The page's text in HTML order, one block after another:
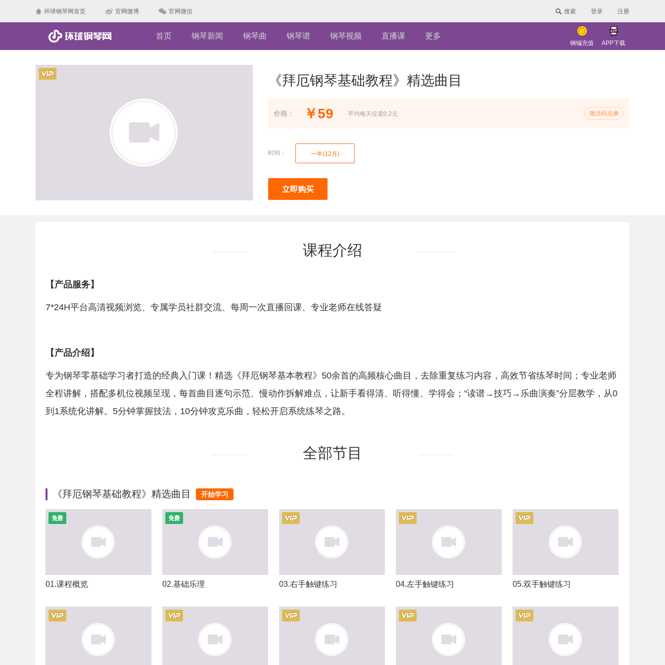
环球钢琴网首页 官网微博 官网微信 搜索 登录 注册
首页 钢琴新闻 钢琴曲 钢琴谱 钢琴视频 直播课 更多
钢镚充值 APP下载
《拜厄钢琴基础教程》精选曲目
价格： ￥59 平均每天仅需0.2元 激活码兑换
时间： 一年(12月)
立即购买
课程介绍
【产品服务】
7*24H平台高清视频浏览、专属学员社群交流、每周一次直播回课、专业老师在线答疑
【产品介绍】
专为钢琴零基础学习者打造的经典入门课！精选《拜厄钢琴基本教程》50余首的高频核心曲目，去除重复练习内容，高效节省练琴时间；专业老师
全程讲解，搭配多机位视频呈现，每首曲目逐句示范、慢动作拆解难点，让新手看得清、听得懂、学得会；“读谱→技巧→乐曲演奏”分层教学，从0
到1系统化讲解。5分钟掌握技法，10分钟攻克乐曲，轻松开启系统练琴之路。
全部节目
《拜厄钢琴基础教程》精选曲目 开始学习
01.课程概览 02.基础乐理 03.右手触键练习 04.左手触键练习 05.双手触键练习